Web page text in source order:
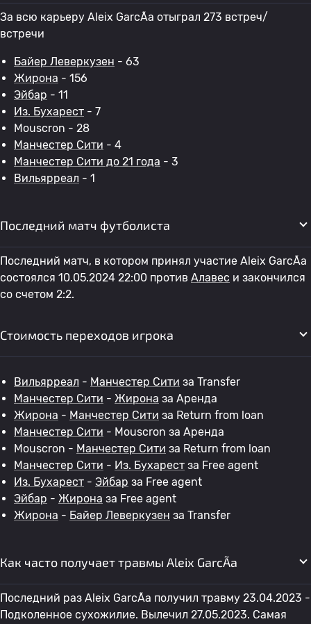
За всю карьеру Aleix GarcÃ­a отыграл 273 встреч/
встречи
Байер Леверкузен - 63
Жирона - 156
Эйбар - 11
Из. Бухарест - 7
Mouscron - 28
Манчестер Сити - 4
Манчестер Сити до 21 года - 3
Вильярреал - 1
Последний матч футболиста
Последний матч, в котором принял участие Aleix GarcÃ­a
состоялся 10.05.2024 22:00 против Алавес и закончился
со счетом 2:2.
Стоимость переходов игрока
Вильярреал - Манчестер Сити за Transfer
Манчестер Сити - Жирона за Аренда
Жирона - Манчестер Сити за Return from loan
Манчестер Сити - Mouscron за Аренда
Mouscron - Манчестер Сити за Return from loan
Манчестер Сити - Из. Бухарест за Free agent
Из. Бухарест - Эйбар за Free agent
Эйбар - Жирона за Free agent
Жирона - Байер Леверкузен за Transfer
Как часто получает травмы Aleix GarcÃ­a
Последний раз Aleix GarcÃ­a получил травму 23.04.2023 -
Подколенное сухожилие. Вылечил 27.05.2023. Самая